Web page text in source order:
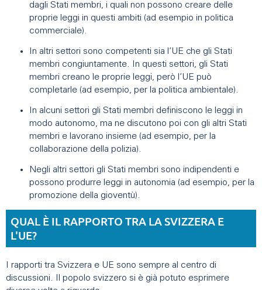
dagli Stati membri, i quali non possono creare delle
proprie leggi in questi ambiti (ad esempio in politica
commerciale).
In altri settori sono competenti sia l’UE che gli Stati
membri congiuntamente. In questi settori, gli Stati
membri creano le proprie leggi, però l’UE può
completarle (ad esempio, per la politica ambientale).
In alcuni settori gli Stati membri definiscono le leggi in
modo autonomo, ma ne discutono poi con gli altri Stati
membri e lavorano insieme (ad esempio, per la
collaborazione della polizia).
Negli altri settori gli Stati membri sono indipendenti e
possono produrre leggi in autonomia (ad esempio, per la
promozione della gioventù).
QUAL È IL RAPPORTO TRA LA SVIZZERA E
L'UE?
I rapporti tra Svizzera e UE sono sempre al centro di
discussioni. Il popolo svizzero si è già potuto esprimere